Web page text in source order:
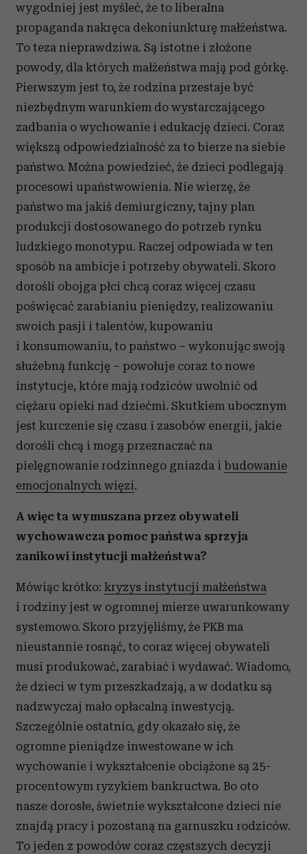
wygodniej jest myśleć, że to liberalna
propaganda nakręca dekoniunkturę małżeństwa.
To teza nieprawdziwa. Są istotne i złożone
powody, dla których małżeństwa mają pod górkę.
Pierwszym jest to, że rodzina przestaje być
niezbędnym warunkiem do wystarczającego
zadbania o wychowanie i edukację dzieci. Coraz
większą odpowiedzialność za to bierze na siebie
państwo. Można powiedzieć, że dzieci podlegają
procesowi upaństwowienia. Nie wierzę, że
państwo ma jakiś demiurgiczny, tajny plan
produkcji dostosowanego do potrzeb rynku
ludzkiego monotypu. Raczej odpowiada w ten
sposób na ambicje i potrzeby obywateli. Skoro
dorośli obojga płci chcą coraz więcej czasu
poświęcać zarabianiu pieniędzy, realizowaniu
swoich pasji i talentów, kupowaniu
i konsumowaniu, to państwo – wykonując swoją
służebną funkcję – powołuje coraz to nowe
instytucje, które mają rodziców uwolnić od
ciężaru opieki nad dziećmi. Skutkiem ubocznym
jest kurczenie się czasu i zasobów energii, jakie
dorośli chcą i mogą przeznaczać na
pielęgnowanie rodzinnego gniazda i budowanie
emocjonalnych więzi.
A więc ta wymuszana przez obywateli
wychowawcza pomoc państwa sprzyja
zanikowi instytucji małżeństwa?
Mówiąc krótko: kryzys instytucji małżeństwa
i rodziny jest w ogromnej mierze uwarunkowany
systemowo. Skoro przyjęliśmy, że PKB ma
nieustannie rosnąć, to coraz więcej obywateli
musi produkować, zarabiać i wydawać. Wiadomo,
że dzieci w tym przeszkadzają, a w dodatku są
nadzwyczaj mało opłacalną inwestycją.
Szczególnie ostatnio, gdy okazało się, że
ogromne pieniądze inwestowane w ich
wychowanie i wykształcenie obciążone są 25-
procentowym ryzykiem bankructwa. Bo oto
nasze dorosłe, świetnie wykształcone dzieci nie
znajdą pracy i pozostaną na garnuszku rodziców.
To jeden z powodów coraz częstszych decyzji